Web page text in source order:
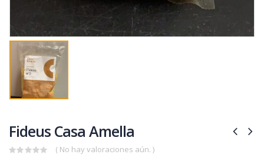
Fideus Casa Amella
( No hay valoraciones aún. )